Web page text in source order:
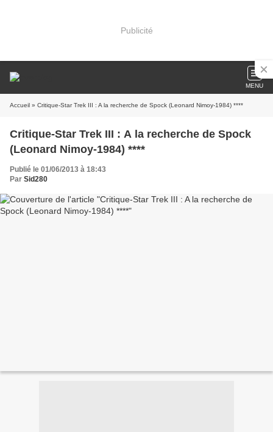
Publicité
MENU
Accueil » Critique-Star Trek III : A la recherche de Spock (Leonard Nimoy-1984) ****
Critique-Star Trek III : A la recherche de Spock
(Leonard Nimoy-1984) ****
Publié le 01/06/2013 à 18:43
Par Sid280